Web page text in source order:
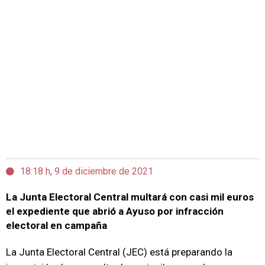
18:18 h, 9 de diciembre de 2021
La Junta Electoral Central multará con casi mil euros
el expediente que abrió a Ayuso por infracción
electoral en campaña
La Junta Electoral Central (JEC) está preparando la